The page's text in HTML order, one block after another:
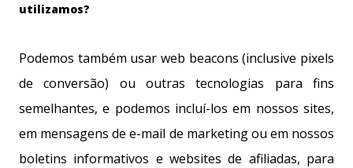
utilizamos?
Podemos também usar web beacons (inclusive pixels
de conversão) ou outras tecnologias para fins
semelhantes, e podemos incluí-los em nossos sites,
em mensagens de e-mail de marketing ou em nossos
boletins informativos e websites de afiliadas, para